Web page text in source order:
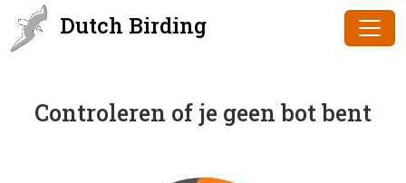
Dutch Birding
Controleren of je geen bot bent